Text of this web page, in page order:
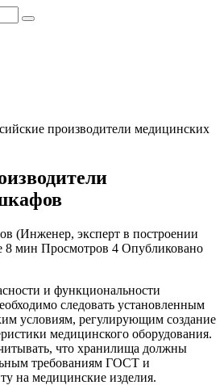
производители медицинских
(Инженер, эксперт в построении
8 мин Просмотров 4 Опубликовано
и функциональности
следовать установленным
условиям, регулирующим создание
медицинского оборудования.
что хранилища должны
требованиям ГОСТ и
на медицинские изделия.